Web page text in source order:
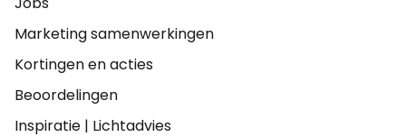
Marketing samenwerkingen
Kortingen en acties
Beoordelingen
Inspiratie | Lichtadvies